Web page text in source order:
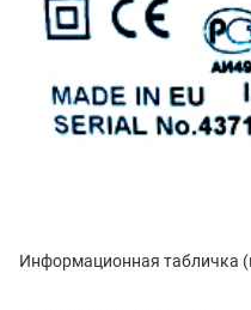
Информационная табличка